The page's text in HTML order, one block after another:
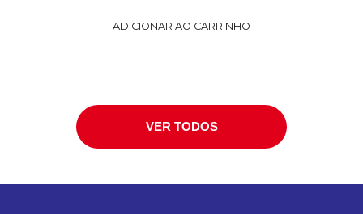
ADICIONAR AO CARRINHO
VER TODOS